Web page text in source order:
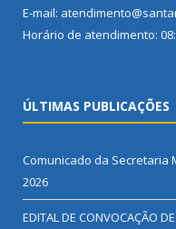
E-mail:
Horário de atendimento:
ÚLTIMAS PUBLICAÇÕES
Comunicado da Secretaria
2026
EDITAL DE CONVOCAÇÃO